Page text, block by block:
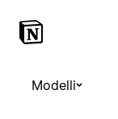
Modelli